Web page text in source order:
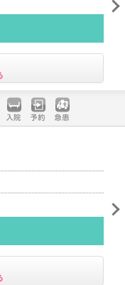
入院 予約 急患